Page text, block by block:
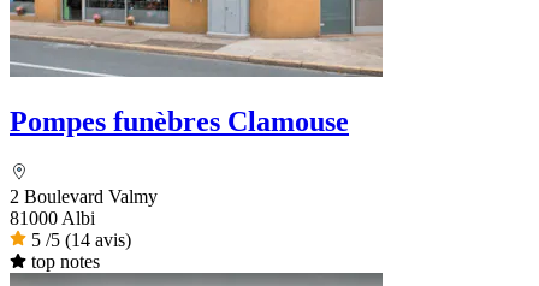
Pompes funèbres Clamouse
2 Boulevard Valmy
81000 Albi
5 /5 (14 avis)
top notes